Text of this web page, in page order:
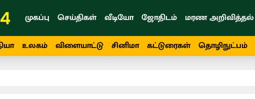
முகப்பு செய்திகள் வீடியோ ஜோதிடம் மரண அறிவித்தல்
உலகம் விளையாட்டு சினிமா கட்டுரைகள் தொழிநுட்பம்